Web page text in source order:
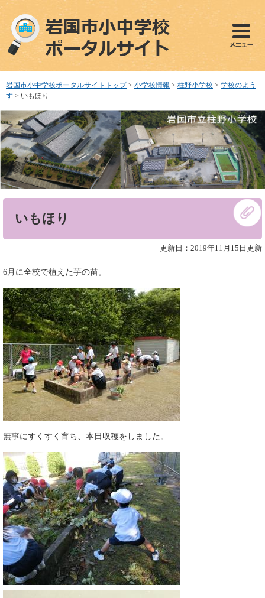
ペ
で
す
メ
ば
し
本
文
へ
岩国市小中学校ポータルサイトトップ > 小学校情報 > 柱野小学校 > 学校のよう
す > いもほり
いもほり
更新日：2019年11月15日更新
6月に全校で植えた芋の苗。
無事にすくすく育ち、本日収穫をしました。